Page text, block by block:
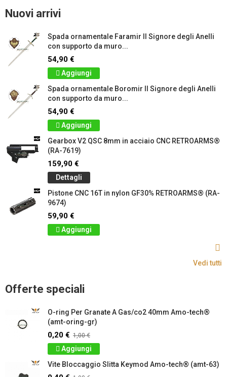
Nuovi arrivi
Spada ornamentale Faramir Il Signore degli Anelli
con supporto da muro...
54,90 €
Aggiungi
Spada ornamentale Boromir Il Signore degli Anelli
con supporto da muro...
54,90 €
Aggiungi
Gearbox V2 QSC 8mm in acciaio CNC RETROARMS®
(RA-7619)
159,90 €
Dettagli
Pistone CNC 16T in nylon GF30% RETROARMS® (RA-
9674)
59,90 €
Aggiungi
Vedi tutti
Offerte speciali
O-ring Per Granate A Gas/co2 40mm Amo-tech®
(amt-oring-gr)
0,20 € 1,00 €
Aggiungi
Vite Bloccaggio Slitta Keymod Amo-tech® (amt-63)